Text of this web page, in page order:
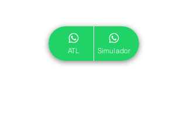
ATL Simulador